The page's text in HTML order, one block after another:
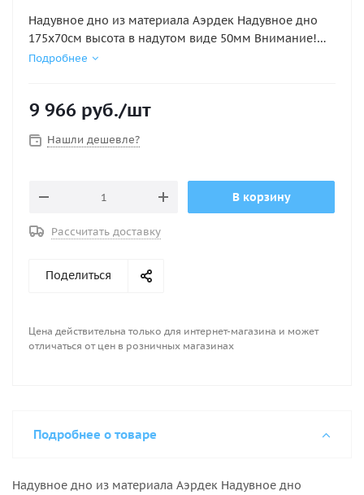
Надувное дно из материала Аэрдек Надувное дно
175х70см высота в надутом виде 50мм Внимание!
Аирдек НЕ КИЛЬЕВЫХ ПВХ ЛОДОК ( этот лодки не
Подробнее
9 966 руб./шт
Нашли дешевле?
В корзину
Рассчитать доставку
Поделиться
Цена действительна только для интернет-магазина и может
отличаться от цен в розничных магазинах
Подробнее о товаре
Надувное дно из материала Аэрдек Надувное дно